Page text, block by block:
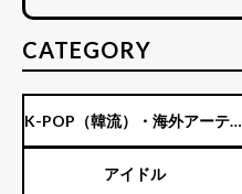
CATEGORY
K-POP（韓流）・海外アーティ
スト
アイドル